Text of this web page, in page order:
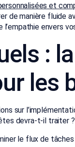
et
de manière fluide
envers
:
les
sur
devra-t-il traiter ?
le flux de